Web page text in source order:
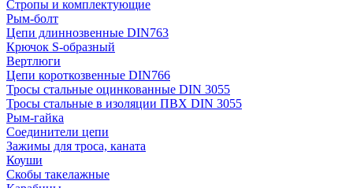
Стропы и комплектующие
Рым-болт
Цепи длиннозвенные DIN763
Крючок S-образный
Вертлюги
Цепи короткозвенные DIN766
Тросы стальные оцинкованные DIN 3055
Тросы стальные в изоляции ПВХ DIN 3055
Рым-гайка
Соединители цепи
Зажимы для троса, каната
Коуши
Скобы такелажные